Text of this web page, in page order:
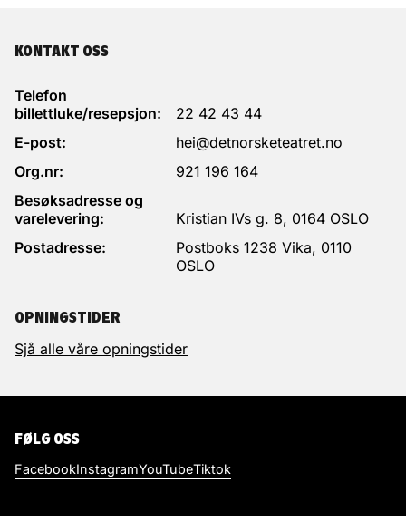
KONTAKT OSS
Telefon
billettluke/resepsjon:
22 42 43 44
E-post:
hei@detnorsketeatret.no
Org.nr:
921 196 164
Besøksadresse og
varelevering:
Kristian IVs g. 8, 0164 OSLO
Postadresse:
Postboks 1238 Vika, 0110
OSLO
OPNINGSTIDER
Sjå alle våre opningstider
FØLG OSS
FacebookInstagramYouTubeTiktok